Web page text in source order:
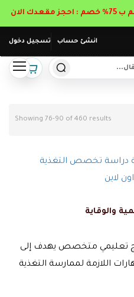
انشئ حساب تسجيل دخول
Showing 76-90 of 460 results
والوقاية
تعليمي متخصص يهدف إلى
اللازمة لممارسة التغذية